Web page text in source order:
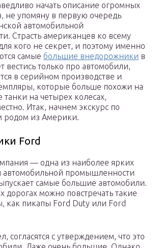
начать описание огромных
не упомяну в первую очередь
автомобильной
Страсть американцев ко всему
кого не секрет, и поэтому именно
самые большие внедорожники в
вестись только про автомобили,
в серийном производстве и
которые больше похожи на
на четырех колесах,
Итак, начнем экскурс по
родом из Америки.
Ford
— одна из наиболее ярких
автомобильной промышленности
самые большие автомобили.
дорогах можно повстречать такие
пикапы Ford Duty или Ford
согласятся с утверждением, что это